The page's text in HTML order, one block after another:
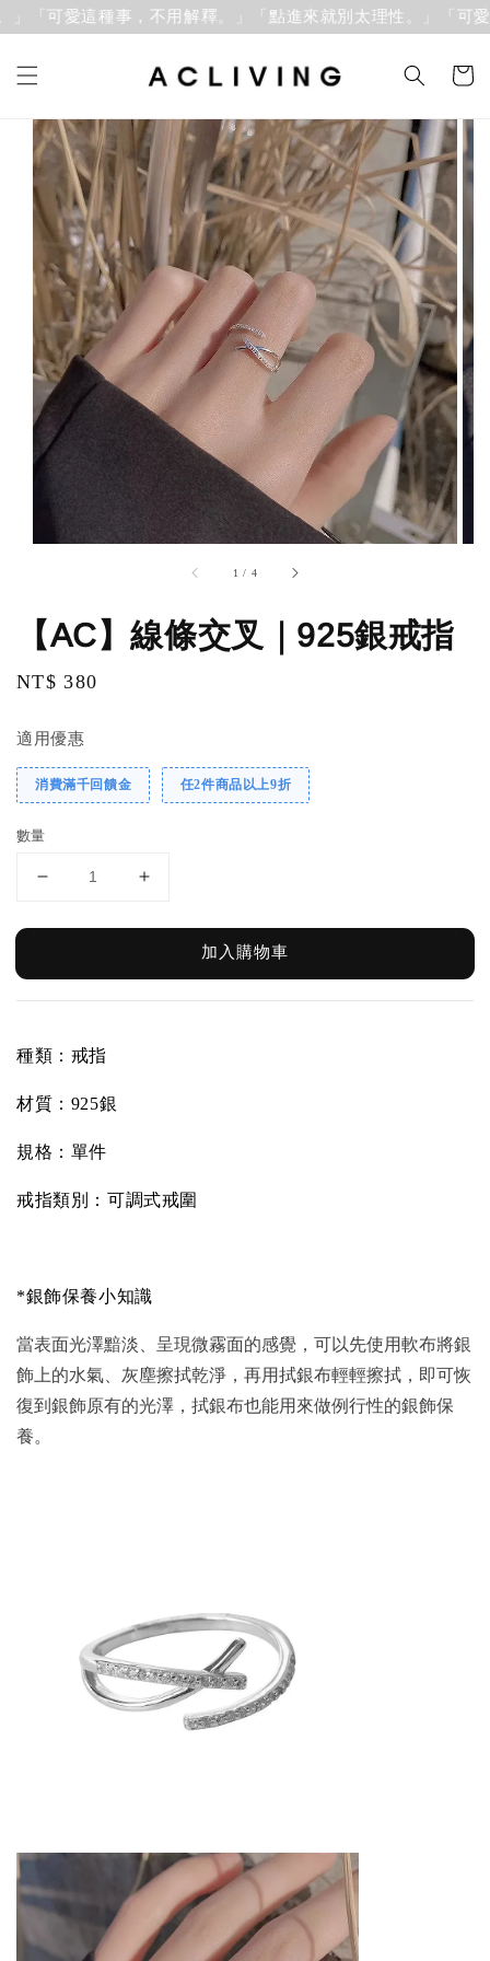
「可愛這種事，不用解釋。」 「點進來就別太理性。」「可愛
1 / 4
【AC】線條交叉｜925銀戒指
Regular
NT$ 380
適用優惠
消費滿千回饋金 任2件商品以上9折
數量
加入購物車
種類：戒指
材質：925銀
規格：單件
戒指類別：可調式戒圍
*銀飾保養小知識
當表面光澤黯淡、呈現微霧面的感覺，可以先使用軟布將銀
飾上的水氣、灰塵擦拭乾淨，再用拭銀布輕輕擦拭，即可恢
復到銀飾原有的光澤，拭銀布也能用來做例行性的銀飾保
養。